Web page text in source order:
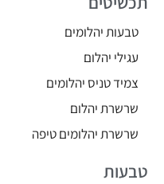
טבעות יהלומים
עגילי יהלום
צמיד טניס יהלומים
שרשרת יהלום
שרשרת יהלומים טיפה
טבעות